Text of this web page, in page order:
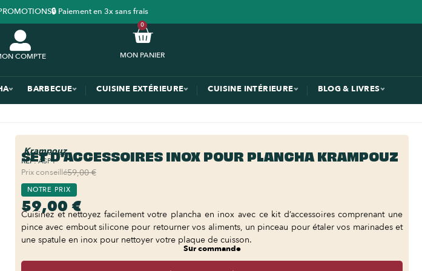
🔒 Paiement en 3x sans frais
COMPTE
0
BARBECUE CUISINE EXTÉRIEURE CUISINE INTÉRIEURE BLOG & LIVRES
Krampouz
SET D’ACCESSOIRES INOX POUR PLANCHA KRAMPOUZ
REF:ASP1
Prix conseillé59,00 €
NOTRE PRIX
59,00 €
Cuisinez et nettoyez facilement votre plancha en inox avec ce kit d’accessoires comprenant une
pince avec embout silicone pour retourner vos aliments, un pinceau pour étaler vos marinades et
une spatule en inox pour nettoyer votre plaque de cuisson.
Sur commande